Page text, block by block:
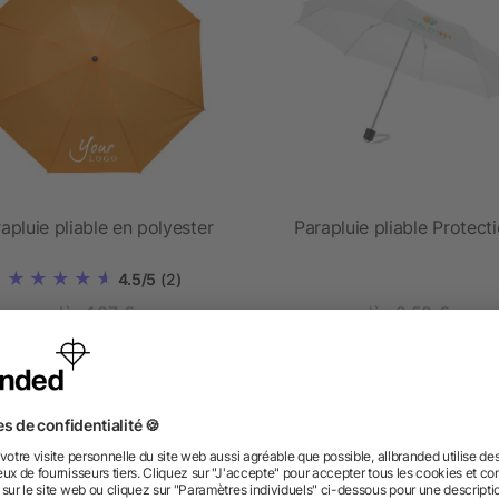
pliable en polyester
4.5/5 (2)
dès 1,87 €
Parapluie pliable
dès 2,50 €
des questions ? Nous avons les